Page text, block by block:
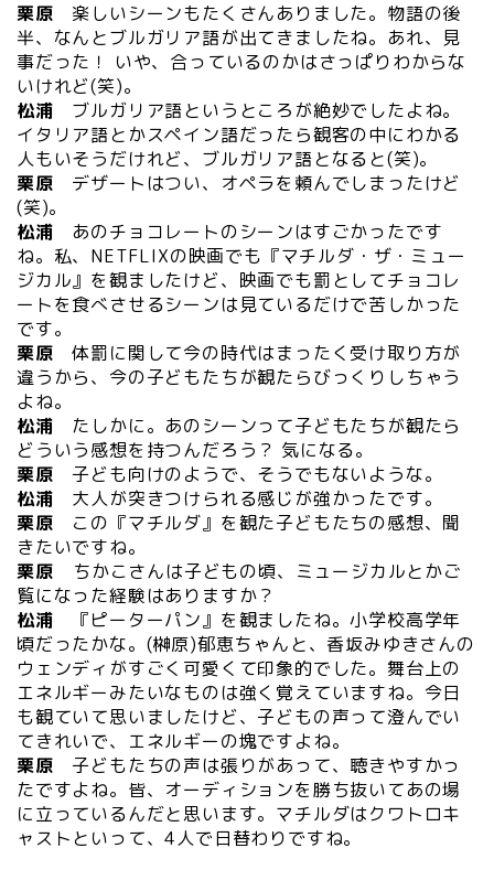
栗原 楽しいシーンもたくさんありました。物語の後
半、なんとブルガリア語が出てきましたね。あれ、見
事だった！ いや、合っているのかはさっぱりわからな
いけれど(笑)。
松浦 ブルガリア語というところが絶妙でしたよね。
イタリア語とかスペイン語だったら観客の中にわかる
人もいそうだけれど、ブルガリア語となると(笑)。
栗原 デザートはつい、オペラを頼んでしまったけど
(笑)。
松浦 あのチョコレートのシーンはすごかったです
ね。私、NETFLIXの映画でも『マチルダ・ザ・ミュー
ジカル』を観ましたけど、映画でも罰としてチョコレ
ートを食べさせるシーンは見ているだけで苦しかった
です。
栗原 体罰に関して今の時代はまったく受け取り方が
違うから、今の子どもたちが観たらびっくりしちゃう
よね。
松浦 たしかに。あのシーンって子どもたちが観たら
どういう感想を持つんだろう？ 気になる。
栗原 子ども向けのようで、そうでもないような。
松浦 大人が突きつけられる感じが強かったです。
栗原 この『マチルダ』を観た子どもたちの感想、聞
きたいですね。
栗原 ちかこさんは子どもの頃、ミュージカルとかご
覧になった経験はありますか？
松浦 『ピーターパン』を観ましたね。小学校高学年
頃だったかな。(榊原)郁恵ちゃんと、香坂みゆきさんの
ウェンディがすごく可愛くて印象的でした。舞台上の
エネルギーみたいなものは強く覚えていますね。今日
も観ていて思いましたけど、子どもの声って澄んでい
てきれいで、エネルギーの塊ですよね。
栗原 子どもたちの声は張りがあって、聴きやすかっ
たですよね。皆、オーディションを勝ち抜いてあの場
に立っているんだと思います。マチルダはクワトロキ
ャストといって、4人で日替わりですね。